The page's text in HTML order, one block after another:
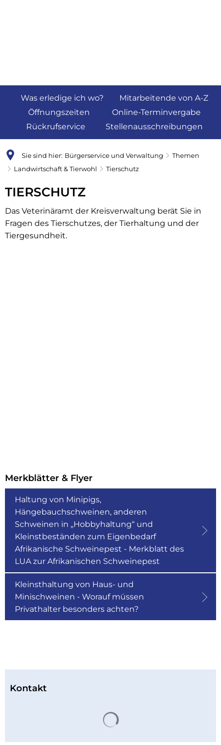
Was erledige ich wo?
Mitarbeitende von A-Z
Öffnungszeiten
Online-Terminvergabe
Rückrufservice
Stellenausschreibungen
Sie sind hier: Bürgerservice und Verwaltung
Themen
Landwirtschaft & Tierwohl
Tierschutz
Tierschutz
TIERSCHUTZ
Das Veterinäramt der Kreisverwaltung berät Sie in
Fragen des Tierschutzes, der Tierhaltung und der
Tiergesundheit.
Merkblätter & Flyer
Haltung von Minipigs,
Hängebauchschweinen, anderen
Schweinen in „Hobbyhaltung“ und
Kleinstbeständen zum Eigenbedarf
Afrikanische Schweinepest - Merkblatt des
LUA zur Afrikanischen Schweinepest
Kleinsthaltung von Haus- und
Minischweinen - Worauf müssen
Privathalter besonders achten?
Kontakt